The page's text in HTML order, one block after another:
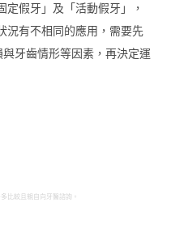
定假牙」及「活動假牙」，
況有不相同的應用，需要先
牙齒情形等因素，再決定運
比較且親自向牙醫諮詢。